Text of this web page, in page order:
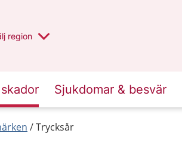
har valt region
en annan
region
Sjukdomar & besvär
Trycksår